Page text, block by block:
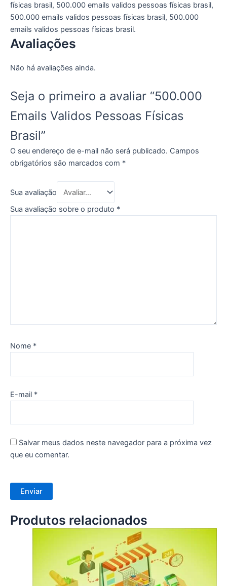
físicas brasil, 500.000 emails validos pessoas físicas brasil,
500.000 emails validos pessoas físicas brasil, 500.000
emails validos pessoas físicas brasil.
Avaliações
Não há avaliações ainda.
Seja o primeiro a avaliar “500.000
Emails Validos Pessoas Físicas
Brasil”
O seu endereço de e-mail não será publicado. Campos
obrigatórios são marcados com *
Sua avaliação
Sua avaliação sobre o produto *
Nome *
E-mail *
Salvar meus dados neste navegador para a próxima vez
que eu comentar.
Produtos relacionados